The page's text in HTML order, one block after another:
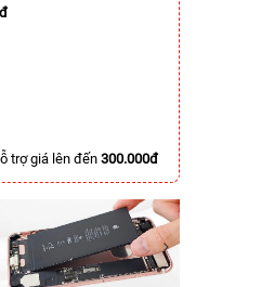
trợ giá lên đến300.000đ